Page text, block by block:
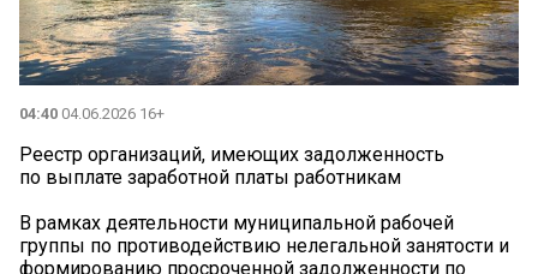
04:40 04.06.2026 16+
Реестр организаций, имеющих задолженность
по выплате заработной платы работникам
В рамках деятельности муниципальной рабочей
группы по противодействию нелегальной занятости и
формированию просроченной задолженности по